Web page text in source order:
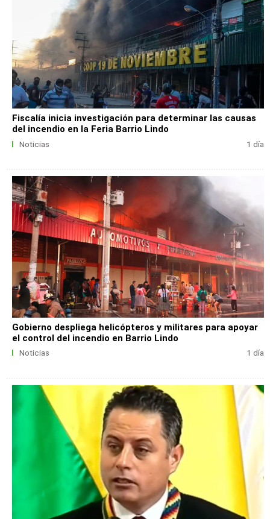
Fiscalía inicia investigación para determinar las causas
del incendio en la Feria Barrio Lindo
Noticias 1 día
Gobierno despliega helicópteros y militares para apoyar
el control del incendio en Barrio Lindo
Noticias 1 día